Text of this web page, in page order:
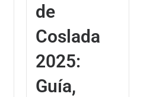
de
Coslada
2025:
Guía,